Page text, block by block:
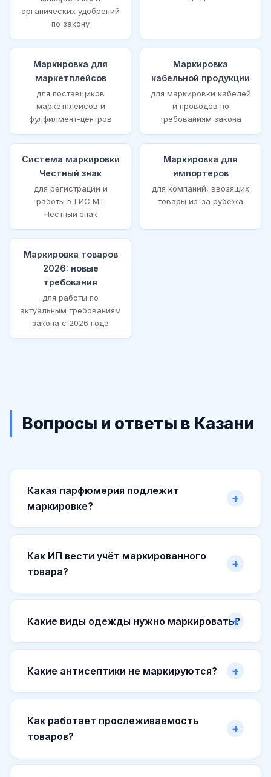
органических удобрений
по закону
Маркировка для
маркетплейсов
для поставщиков
маркетплейсов и
фулфилмент-центров
Маркировка
кабельной продукции
для маркировки кабелей
и проводов по
требованиям закона
Система маркировки
Честный знак
для регистрации и
работы в ГИС МТ
Честный знак
Маркировка для
импортеров
для компаний, ввозящих
товары из-за рубежа
Маркировка товаров
2026: новые
требования
для работы по
актуальным требованиям
закона с 2026 года
Вопросы и ответы в Казани
Какая парфюмерия подлежит
маркировке?
Как ИП вести учёт маркированного
товара?
Какие виды одежды нужно маркировать?
Какие антисептики не маркируются?
Как работает прослеживаемость
товаров?